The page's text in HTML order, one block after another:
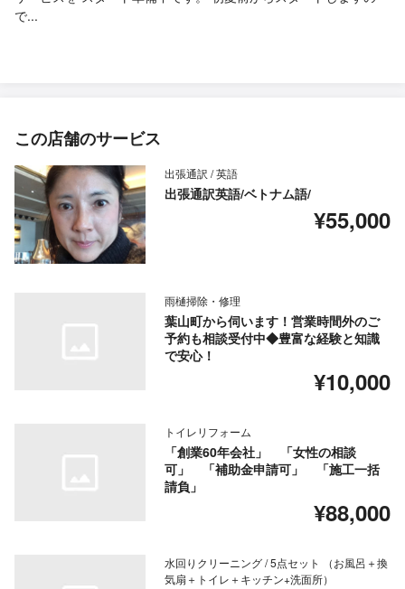
で...
この店舗のサービス
出張通訳 / 英語
出張通訳英語/ベトナム語/
¥55,000
雨樋掃除・修理
葉山町から伺います！営業時間外のご
予約も相談受付中◆豊富な経験と知識
で安心！
¥10,000
トイレリフォーム
「創業60年会社」 「女性の相談
可」 「補助金申請可」 「施工一括
請負」
¥88,000
水回りクリーニング / 5点セット （お風呂＋換
気扇＋トイレ＋キッチン+洗面所）